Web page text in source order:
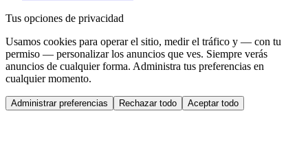
Tus opciones de privacidad
Usamos cookies para operar el sitio, medir el tráfico y — con tu
permiso — personalizar los anuncios que ves. Siempre verás
anuncios de cualquier forma. Administra tus preferencias en
cualquier momento.
Administrar preferencias Rechazar todo Aceptar todo